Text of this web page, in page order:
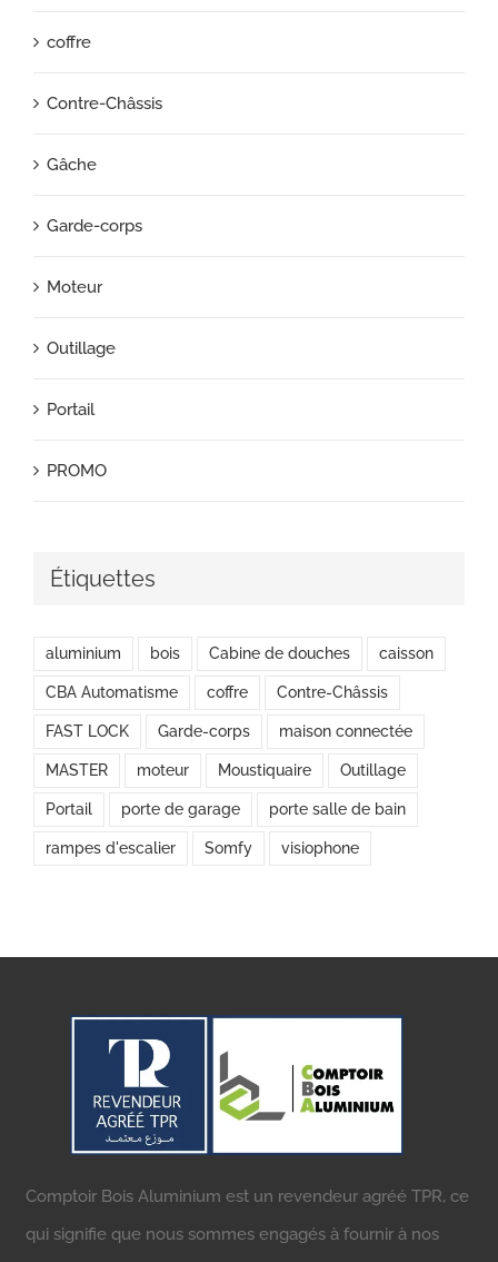
coffre
Contre-Châssis
Gâche
Garde-corps
Moteur
Outillage
Portail
PROMO
Étiquettes
aluminium bois Cabine de douches caisson
CBA Automatisme coffre Contre-Châssis
FAST LOCK Garde-corps maison connectée
MASTER moteur Moustiquaire Outillage
Portail porte de garage porte salle de bain
rampes d'escalier Somfy visiophone
Comptoir Bois Aluminium est un revendeur agréé TPR, ce
qui signifie que nous sommes engagés à fournir à nos